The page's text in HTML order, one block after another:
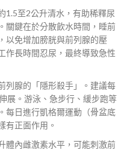
1.5至2公升清水，有助稀釋尿
關鍵在於分散飲水時間，睡前
以免增加膀胱與前列腺的壓
作長時間忍尿，最終導致急性
列腺的「隱形殺手」。建議每
展。游泳、急步行、緩步跑等
每日進行凱格爾運動（骨盆底
有正面作用。
體內雌激素水平，可能刺激前